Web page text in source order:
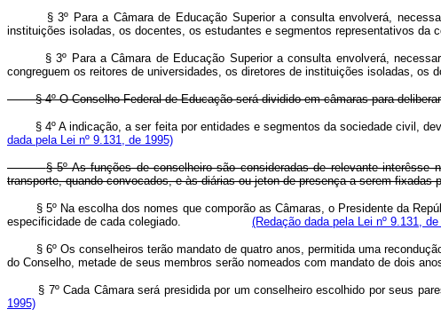
§ 3º Para a Câmara de Educação Superior a consulta envolverá,
instituições isoladas, os docentes, os estudantes e segmentos representativos da
§ 3º Para a Câmara de Educação Superior a consulta envolverá,
congreguem os reitores de universidades, os diretores de instituições
§ 4º O Conselho Federal de Educação será dividido em câmaras para
§ 4º A indicação, a ser feita por entidades e segmentos da sociedade
dada pela Lei nº 9.131, de 1995)
§ 5º As funções de conselheiro são consideradas de relevante
transporte, quando convocados, e às diárias ou jeton de presença a serem
§ 5º Na escolha dos nomes que comporão as Câmaras, o Presidente da
especificidade de cada colegiado. (Redação dada pela Lei nº 9.131, de
§ 6º Os conselheiros terão mandato de quatro anos, permitida uma
do Conselho, metade de seus membros serão nomeados com mandato de dois
§ 7º Cada Câmara será presidida por um conselheiro escolhido por
1995)